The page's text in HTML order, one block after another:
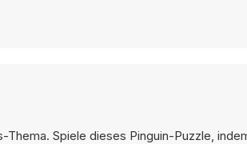
Spiele dieses Pinguin-Puzzle,